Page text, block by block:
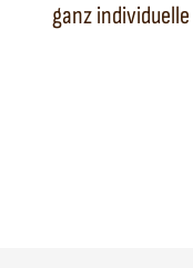
ganz individuelle